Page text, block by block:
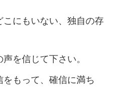
にもいない、独自の存
を信じて下さい。
もって、確信に満ち